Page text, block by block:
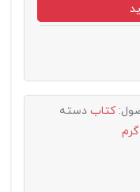
کتاب دسته